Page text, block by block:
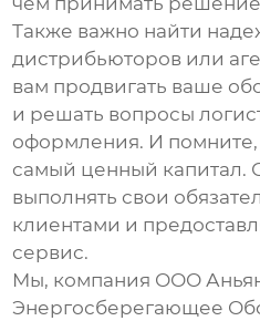
Также важно найти
дистрибьюторов или
вам продвигать ваше
и решать вопросы
оформления. И помните,
самый ценный капитал.
выполнять свои
клиентами и
сервис.
Мы, компания ООО
Энергосберегающее